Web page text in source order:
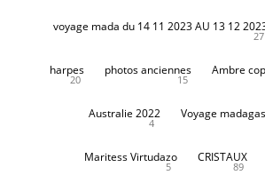
voyage mada du 14 11 2023 AU 13 12
27
harpes
20
photos anciennes
15
Ambre
Australie 2022
4
Voyage
Maritess Virtudazo
5
CRISTAUX
89